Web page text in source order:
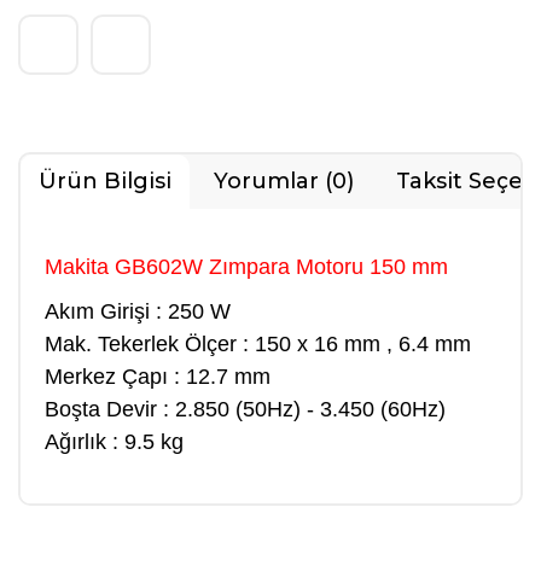
Ürün Bilgisi Yorumlar (0) Taksit
Makita GB602W Zımpara Motoru 150 mm
Akım Girişi : 250 W
Mak. Tekerlek Ölçer : 150 x 16 mm , 6.4 mm
Merkez Çapı : 12.7 mm
Boşta Devir : 2.850 (50Hz) - 3.450 (60Hz)
Ağırlık : 9.5 kg